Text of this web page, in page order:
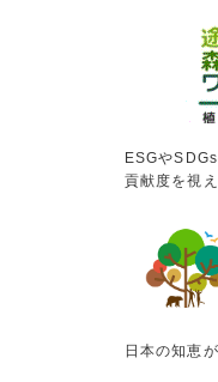
ESGや
貢献度を視
日本の知恵